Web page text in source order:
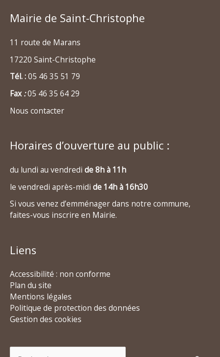
Mairie de Saint-Christophe
11 route de Marans
17220 Saint-Christophe
Tél. :05 46 35 51 79
Fax:05 46 35 64 29
Nous contacter
Horaires d’ouverture au public :
du lundi au vendredi de 8h à 11h
le vendredi après-midi de 14h à 16h30
Si vous venez d’emménager dans notre commune,
faites-vous inscrire en Mairie.
Liens
Accessibilité : non conforme
Plan du site
Mentions légales
Politique de protection des données
Gestion des cookies